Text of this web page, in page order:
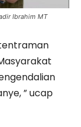
Ibrahim MT
” ucap